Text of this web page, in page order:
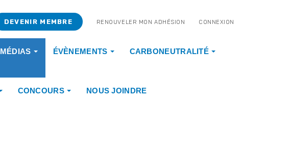
DEVENIR MEMBRE RENOUVELER MON ADHÉSION CONNEXION
MÉDIAS ÉVÈNEMENTS CARBONEUTRALITÉ
CONCOURS NOUS JOINDRE